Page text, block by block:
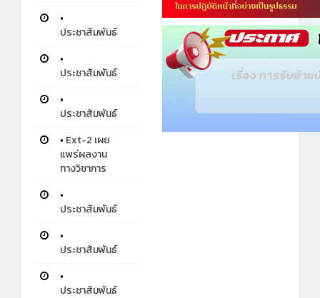
•
ประชาสัมพันธ์
•
ประชาสัมพันธ์
•
ประชาสัมพันธ์
• Ext-2 เผย
แพร่ผลงาน
ทางวิชาการ
•
ประชาสัมพันธ์
•
ประชาสัมพันธ์
•
ประชาสัมพันธ์